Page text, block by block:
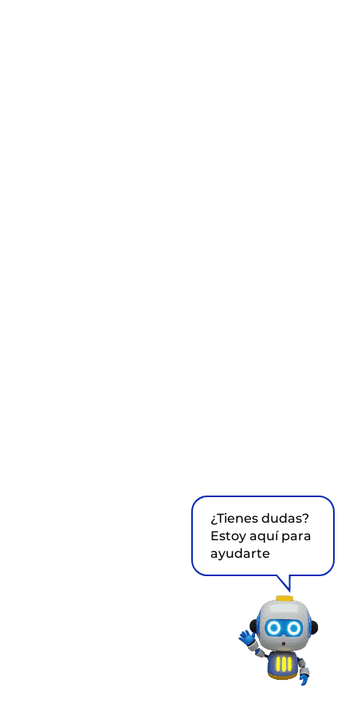
¿Tienes dudas?
Estoy aquí para
ayudarte